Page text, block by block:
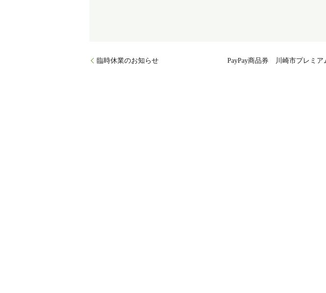
臨時休業のお知らせ PayPay商品券 川崎市プレミ